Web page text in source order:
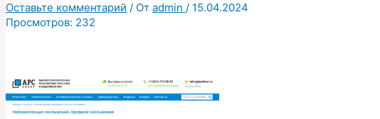
Оставьте комментарий / От admin / 15.04.2024
Просмотров: 232